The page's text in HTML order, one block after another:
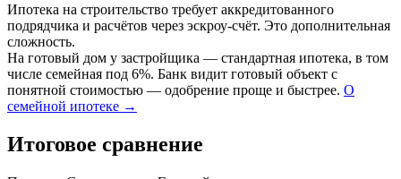
Ипотека на строительство требует аккредитованного
подрядчика и расчётов через эскроу-счёт. Это дополнительная
сложность.
На готовый дом у застройщика — стандартная ипотека, в том
числе семейная под 6%. Банк видит готовый объект с
понятной стоимостью — одобрение проще и быстрее. О
семейной ипотеке →
Итоговое сравнение